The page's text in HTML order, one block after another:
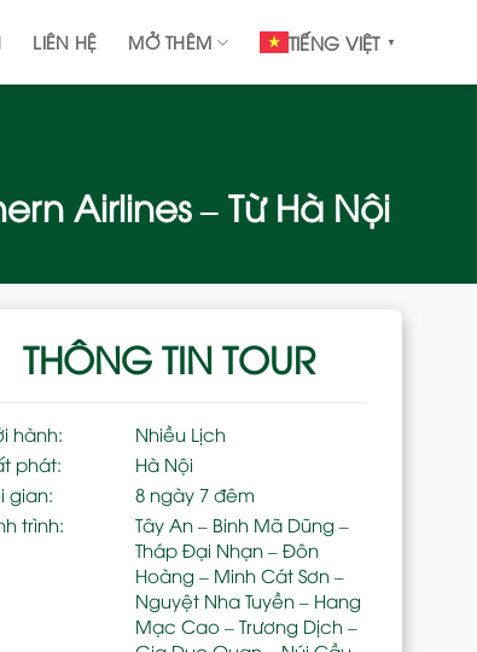
LIÊN HỆ MỞ THÊM TIẾNG VIỆT ▼
Airlines – Từ Hà Nội
THÔNG TIN TOUR
hành:
Nhiều Lịch
phát:
Hà Nội
gian:
8 ngày 7 đêm
trình:
Tây An – Binh Mã Dũng –
Tháp Đại Nhạn – Đôn
Hoàng – Minh Cát Sơn –
Nguyệt Nha Tuyền – Hang
Mạc Cao – Trương Dịch –